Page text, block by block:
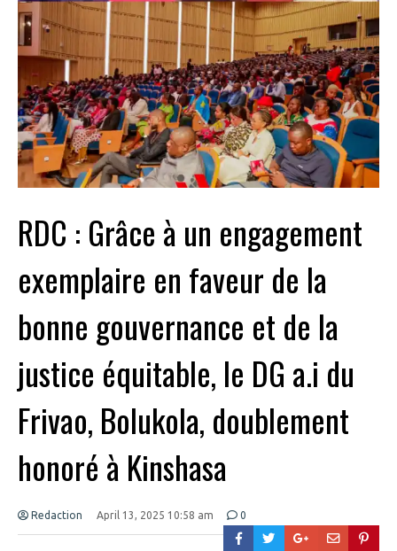
RDC : Grâce à un engagement
exemplaire en faveur de la
bonne gouvernance et de la
justice équitable, le DG a.i du
Frivao, Bolukola, doublement
honoré à Kinshasa
Redaction April 13, 2025 10:58 am 0